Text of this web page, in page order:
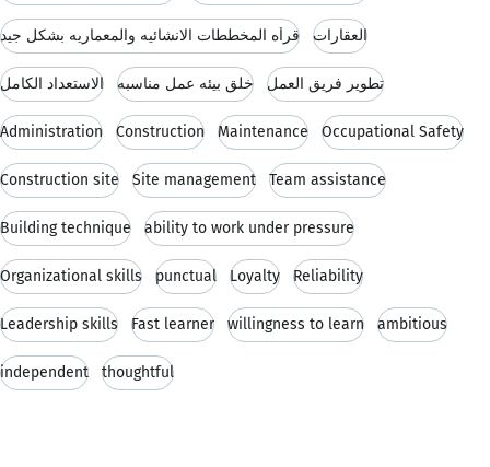
قرأه المخططات الانشائيه والمعماريه بشكل جيد العقارات
الاستعداد الكامل خلق بيئه عمل مناسبه تطوير فريق العمل
Administration Construction Maintenance Occupational Safety
Construction site Site management Team assistance
Building technique ability to work under pressure
Organizational skills punctual Loyalty Reliability
Leadership skills Fast learner willingness to learn ambitious
independent thoughtful